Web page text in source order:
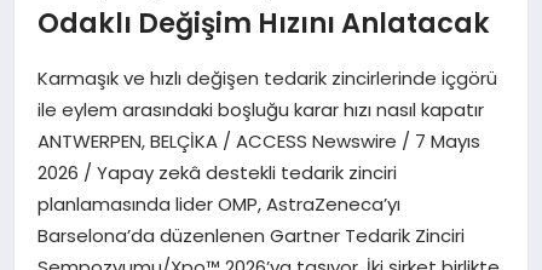
YAŞAM
MAGAZIN
SAĞLIK
EĞITIM
Odaklı Değişim Hızını Anlatacak
Karmaşık ve hızlı değişen tedarik zincirlerinde içgörü
ile eylem arasındaki boşluğu karar hızı nasıl kapatır
ANTWERPEN, BELÇİKA / ACCESS Newswire / 7 Mayıs
2026 / Yapay zekâ destekli tedarik zinciri
planlamasında lider OMP, AstraZeneca’yı
Barselona’da düzenlenen Gartner Tedarik Zinciri